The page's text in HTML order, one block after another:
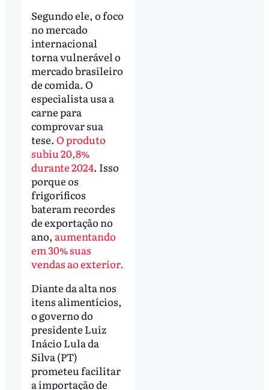
Segundo ele, o foco
no mercado
internacional
torna vulnerável o
mercado brasileiro
de comida. O
especialista usa a
carne para
comprovar sua
tese. O produto
subiu 20,8%
durante 2024. Isso
porque os
frigoríficos
bateram recordes
de exportação no
ano, aumentando
em 30% suas
vendas ao exterior.
Diante da alta nos
itens alimentícios,
o governo do
presidente Luiz
Inácio Lula da
Silva (PT)
prometeu facilitar
a importação de